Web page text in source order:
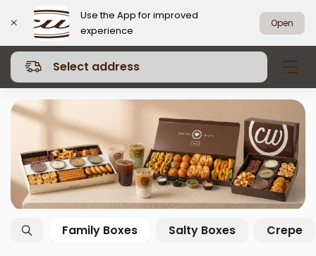
Use the App for improved
experience
Open
Select address
Family Boxes Salty Boxes Crepe